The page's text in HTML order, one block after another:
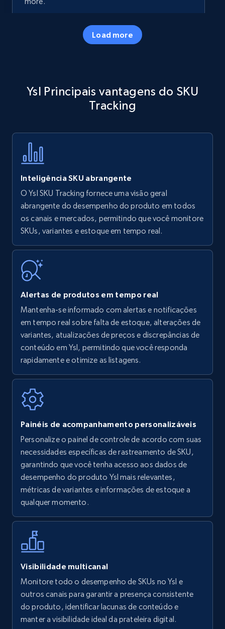
5.7K+ Comece agora
specific keywords
Title, Seller name, Brand, Description, Initial
Amazon products - find products by using
upc numbers
Title, Seller name, Brand, Description, Initial
price, Currency, Availability, Reviews count, and
35.2K+
Amazon Reviews
URL, Product name, Product rating, Product
rating object, Product rating max, Rating,
7.4K+
Walmart - products
URL, Final price, Sku, Currency, Gtin,
Specifications, Image urls, Top reviews, and
more.
using specific category URL
URL, Final price, Sku, Currency, Gtin,
Specifications, Image urls, Top reviews, and
more.
Load more
Ysl Principais vantagens do SKU
Tracking
Inteligência SKU abrangente
O Ysl SKU Tracking fornece uma visão geral
abrangente do desempenho do produto em todos
os canais e mercados, permitindo que você monitore
SKUs, variantes e estoque em tempo real.
Alertas de produtos em tempo real
Mantenha-se informado com alertas e notificações
em tempo real sobre falta de estoque, alterações de
variantes, atualizações de preços e discrepâncias de
conteúdo em Ysl, permitindo que você responda
rapidamente e otimize as listagens.
Painéis de acompanhamento personalizáveis
Personalize o painel de controle de acordo com suas
necessidades específicas de rastreamento de SKU,
garantindo que você tenha acesso aos dados de
desempenho do produto Ysl mais relevantes,
métricas de variantes e informações de estoque a
qualquer momento.
Visibilidade multicanal
Monitore todo o desempenho de SKUs no Ysl e
outros canais para garantir a presença consistente
do produto, identificar lacunas de conteúdo e
manter a visibilidade ideal da prateleira digital.